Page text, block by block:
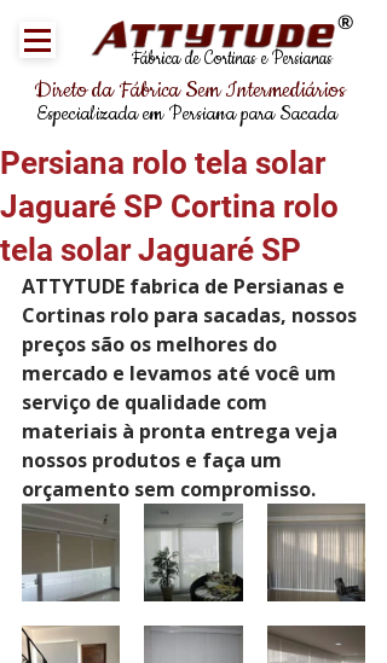
Fábrica de Cortinas e Persianas
®
Direto da Fábrica Sem Intermediários
Especializada em Persiana para Sacada
Persiana rolo tela solar
Jaguaré SP Cortina rolo
tela solar Jaguaré SP
ATTYTUDE fabrica de Persianas e
Cortinas rolo para sacadas, nossos
preços são os melhores do
mercado e levamos até você um
serviço de qualidade com
materiais à pronta entrega veja
nossos produtos e faça um
orçamento sem compromisso.